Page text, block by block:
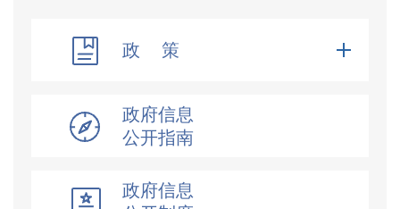
政 策
政府信息
公开指南
政府信息